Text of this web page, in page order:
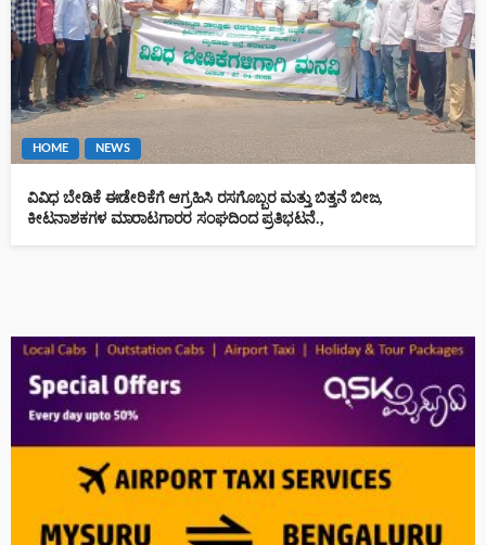
HOME NEWS
ವಿವಿಧ ಬೇಡಿಕೆ ಈಡೇರಿಕೆಗೆ ಆಗ್ರಹಿಸಿ ರಸಗೊಬ್ಬರ ಮತ್ತು ಬಿತ್ತನೆ ಬೀಜ,
ಕೀಟನಾಶಕಗಳ ಮಾರಾಟಗಾರರ ಸಂಘದಿಂದ ಪ್ರತಿಭಟನೆ.,